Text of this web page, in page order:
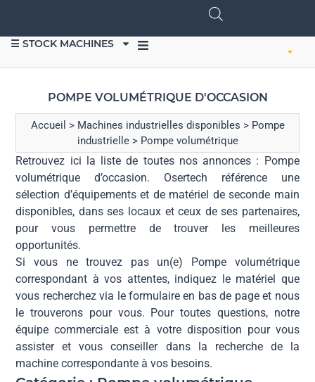
☰ STOCK MACHINES
POMPE VOLUMÉTRIQUE D'OCCASION
Accueil > Machines industrielles disponibles > Pompe
industrielle> Pompe volumétrique
Retrouvez ici la liste de toutes nos annonces : Pompe
volumétrique d’occasion. Osertech référence une
sélection d’équipements et de matériel de seconde main
disponibles, dans ses locaux et ceux de ses partenaires,
pour vous permettre de trouver les meilleures
opportunités.
Si vous ne trouvez pas un(e) Pompe volumétrique
correspondant à vos attentes, indiquez le matériel que
vous recherchez via le formulaire en bas de page et nous
le trouverons pour vous. Pour toutes questions, notre
équipe commerciale est à votre disposition pour vous
assister et vous conseiller dans la recherche de la
machine correspondante à vos besoins.